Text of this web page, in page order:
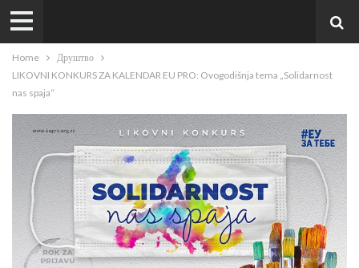
Home
Друштво
LIKOVNI KONKURS ZA KALENDAR EU PRO: Ovogodišnja tema „Solidarnost
nas spaja“